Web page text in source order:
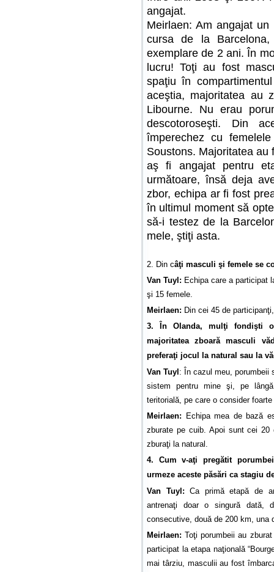
angajat.
Meirlaen: Am angajat un
cursa de la
exemplare de 2 ani. În
lucru! Toţi au fost
spaţiu în
aceştia, majoritatea au
Libourne. Nu erau
descotoroseşti. Din
împerechez cu
Soustons. Majoritatea au
aş fi angajat pentru
următoare, însă deja
zbor, echipa ar fi fost
în ultimul moment să
să-i testez de la
mele, ştiţi asta.
2. Din câţi masculi şi femele se
Van Tuyl: Echipa care a participat
şi 15 femele.
Meirlaen: Din cei 45 de
3. În Olanda, mulţi fondişti
majoritatea zboară masculi
preferaţi jocul la natural sau la
Van Tuyl : În cazul meu, porumbeii
sistem pentru mine şi, pe
teritorială, pe care o consider
Meirlaen: Echipa mea de bază
zburate pe cuib. Apoi sunt cei
zburaţi la natural.
4. Cum v-aţi pregătit
urmeze aceste păsări ca stagiu
Van Tuyl: Ca primă etapă de
antrenaţi doar o singură dată,
consecutive, două de 200 km, una
Meirlaen: Toţi porumbeii au
participat la etapa naţională
mai târziu, masculii au fost